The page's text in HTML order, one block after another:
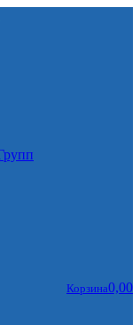
Корзина0,00